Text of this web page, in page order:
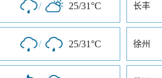
/ 25/31°C 长丰
/ 25/31°C 徐州